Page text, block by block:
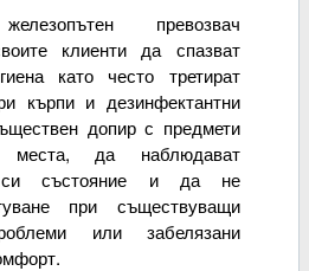
превозвач
клиенти да спазват
като често третират
кърпи и дезинфектантни
допир с предмети
места, да наблюдават
си състояние и да не
при съществуващи
или забелязани